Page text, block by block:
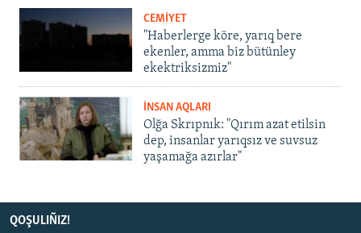
CEMİYET
"Haberlerge köre, yarıq bere
ekenler, amma biz bütünley
ekektriksizmiz"
İNSAN AQLARI
Olğa Skrıpnık: "Qırım azat etilsin
dep, insanlar yarıqsız ve suvsuz
yaşamağa azırlar"
QOŞULIÑIZ!